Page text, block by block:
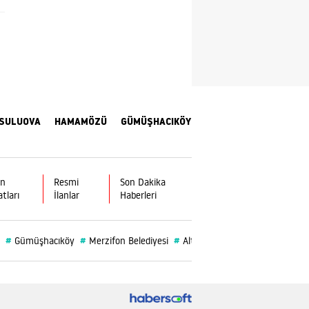
Trabzon
Tunceli
HAMAMÖZÜ GÜMÜŞHACIKÖY
Resmi
İlanlar
Son Dakika
Haberleri
# Gümüşhacıköy # Merzifon Belediyesi # Altın